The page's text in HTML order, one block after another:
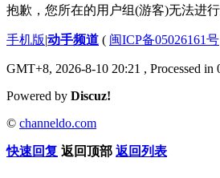
抱歉，您所在的用户组(游客)无法进
手机版|动手频道 ( 闽ICP备05026161号
GMT+8, 2026-8-10 20:21 , Processed in
Powered by Discuz!
© channeldo.com
快速回复 返回顶部 返回列表